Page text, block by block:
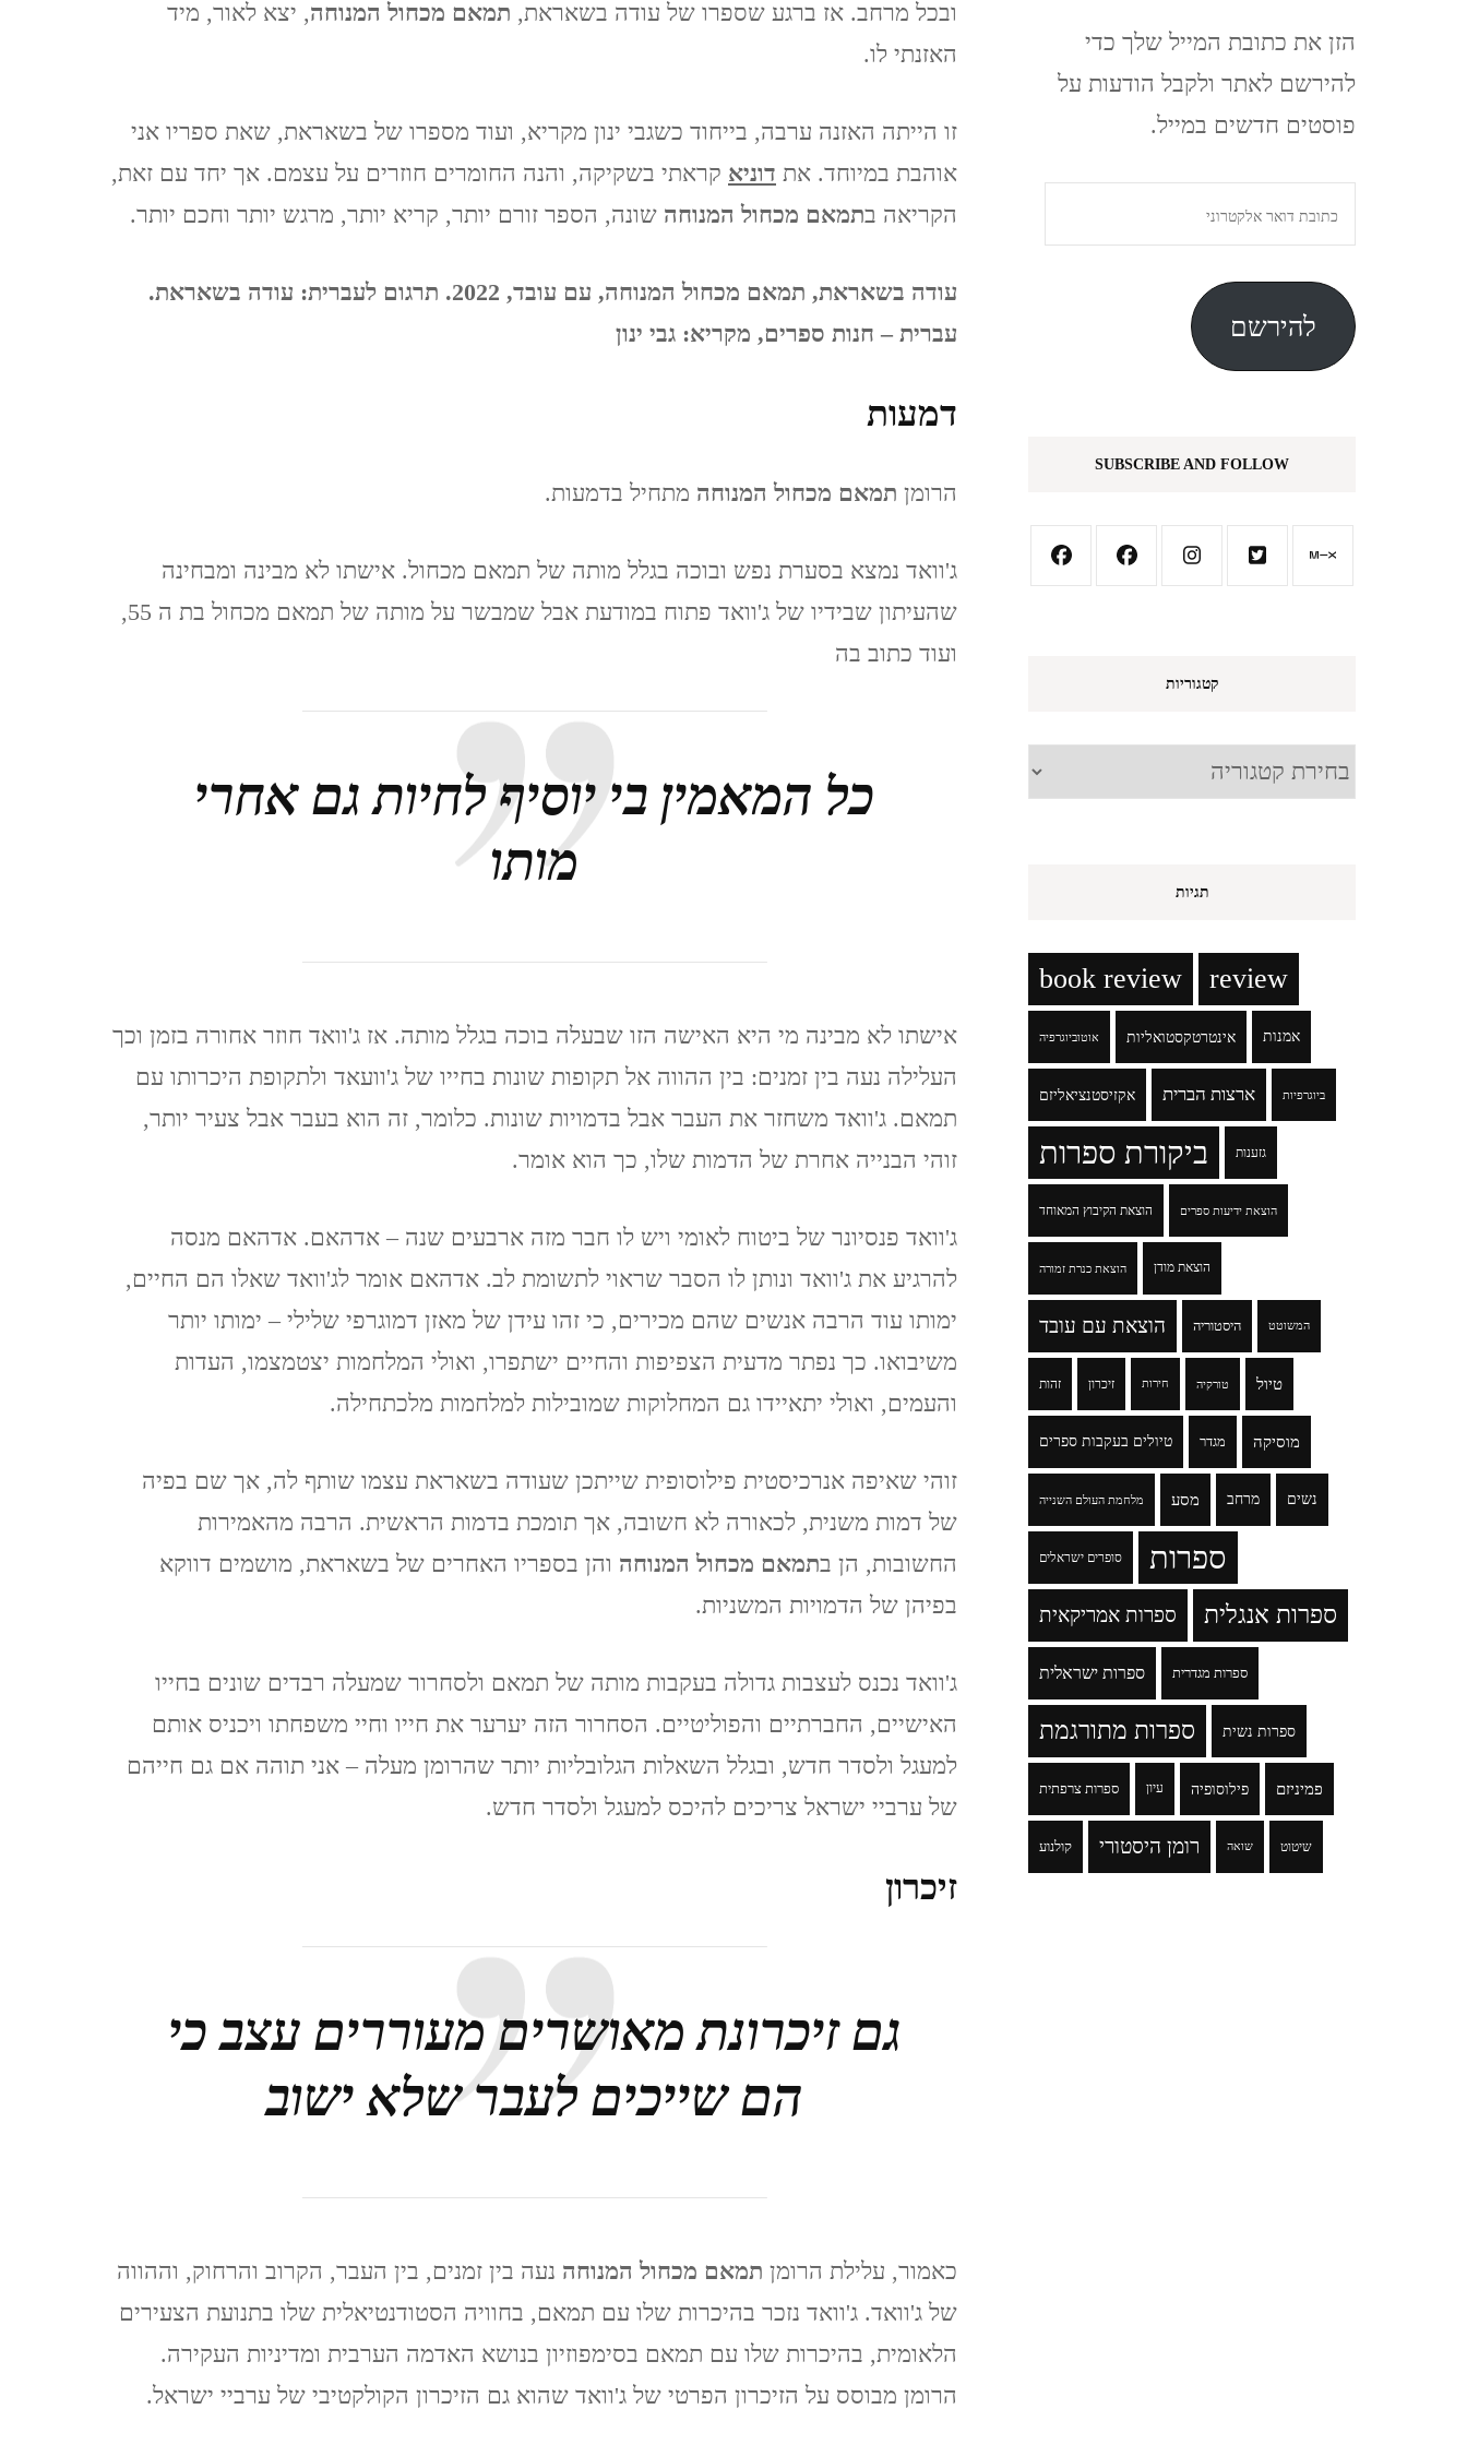
TZIPORI
פריחה ונדידה בצפון הארץ,
FLOWERING AND
פברואר 2021
2020
כרתים, אוקטובר, 2018 CRETE
CZECH REPUBLIC
ובכל מרחב. אז ברגע שספרו של עודה בשאראת, תמאם מכחול המנוחה, יצא לאור, מיד
האזנתי לו.
זו הייתה האזנה ערבה, בייחוד כשגבי ינון מקריא, ועוד מספרו של בשאראת, שאת ספריו אני
אוהבת במיוחד. את דוניא קראתי בשקיקה, והנה החומרים חוזרים על עצמם. אך יחד עם זאת,
הקריאה בתמאם מכחול המנוחה שונה, הספר זורם יותר, קריא יותר, מרגש יותר וחכם יותר.
עודה בשאראת, תמאם מכחול המנוחה, עם עובד, 2022. תרגום לעברית: עודה בשאראת.
עברית – חנות ספרים, מקריא: גבי ינון
דמעות
הרומן תמאם מכחול המנוחה מתחיל בדמעות.
ג'וואד נמצא בסערת נפש ובוכה בגלל מותה של תמאם מכחול. אישתו לא מבינה ומבחינה
שהעיתון שבידיו של ג'וואד פתוח במודעת אבל שמבשר על מותה של תמאם מכחול בת ה 55,
ועוד כתוב בה
כל המאמין בי יוסיף לחיות גם אחרי
מותו
אישתו לא מבינה מי היא האישה הזו שבעלה בוכה בגלל מותה. אז ג'וואד חוזר אחורה בזמן וכך
העלילה נעה בין זמנים: בין ההווה אל תקופות שונות בחייו של ג'וועאד ולתקופת היכרותו עם
תמאם. ג'וואד משחזר את העבר אבל בדמויות שונות. כלומר, זה הוא בעבר אבל צעיר יותר,
זוהי הבנייה אחרת של הדמות שלו, כך הוא אומר.
ג'וואד פנסיונר של ביטוח לאומי ויש לו חבר מזה ארבעים שנה – אדהאם. אדהאם מנסה
להרגיע את ג'וואד ונותן לו הסבר שראוי לתשומת לב. אדהאם אומר לג'וואד שאלו הם החיים,
ימותו עוד הרבה אנשים שהם מכירים, כי זהו עידן של מאזן דמוגרפי שלילי – ימותו יותר
משיבואו. כך נפתר מדעית הצפיפות והחיים ישתפרו, ואולי המלחמות יצטמצמו, העדות
והעמים, ואולי יתאיידו גם המחלוקות שמובילות למלחמות מלכתחילה.
זוהי שאיפה אנרכיסטית פילוסופית שייתכן שעודה בשאראת עצמו שותף לה, אך שם בפיה
של דמות משנית, לכאורה לא חשובה, אך תומכת בדמות הראשית. הרבה מהאמירות
החשובות, הן בתמאם מכחול המנוחה והן בספריו האחרים של בשאראת, מושמים דווקא
בפיהן של הדמויות המשניות.
ג'וואד נכנס לעצבות גדולה בעקבות מותה של תמאם ולסחרור שמעלה רבדים שונים בחייו
האישיים, החברתיים והפוליטיים. הסחרור הזה יערער את חייו וחיי משפחתו ויכניס אותם
למעגל ולסדר חדש, ובגלל השאלות הגלובליות יותר שהרומן מעלה – אני תוהה אם גם חייהם
של ערביי ישראל צריכים להיכס למעגל ולסדר חדש.
זיכרון
גם זיכרונת מאושרים מעוררים עצב כי
הם שייכים לעבר שלא ישוב
כאמור, עלילת הרומן תמאם מכחול המנוחה נעה בין זמנים, בין העבר, הקרוב והרחוק, וההווה
של ג'וואד. ג'וואד נזכר בהיכרות שלו עם תמאם, בחוויה הסטודנטיאלית שלו בתנועת הצעירים
הלאומית, בהיכרות שלו עם תמאם בסימפוזיון בנושא האדמה הערבית ומדיניות העקירה.
הרומן מבוסס על הזיכרון הפרטי של ג'וואד שהוא גם הזיכרון הקולקטיבי של ערביי ישראל.
הזן את כתובת המייל שלך כדי
להירשם לאתר ולקבל הודעות על
פוסטים חדשים במייל.
דואר
אלקטרוני
להירשם
SUBSCRIBE AND FOLLOW
קטגוריות
קטגוריות
תגיות
book review review
אוטוביוגרפיה אינטרטקסטואליות אמנות
אקזיסטנציאליזם ארצות הברית ביוגרפיות
ביקורת ספרות גזענות
הוצאת הקיבוץ המאוחד הוצאת ידיעות ספרים
הוצאת כנרת זמורה הוצאת מודן
הוצאת עם עובד היסטוריה המשוטט
זהות זיכרון חירות טורקיה טיול
טיולים בעקבות ספרים מגדר מוסיקה
מלחמת העולם השנייה מסע מרחב נשים
סופרים ישראלים ספרות
ספרות אמריקאית ספרות אנגלית
ספרות ישראלית ספרות מגדרית
ספרות מתורגמת ספרות נשית
ספרות צרפתית עיון פילוסופיה פמיניזם
קולנוע רומן היסטורי שואה שיטוט